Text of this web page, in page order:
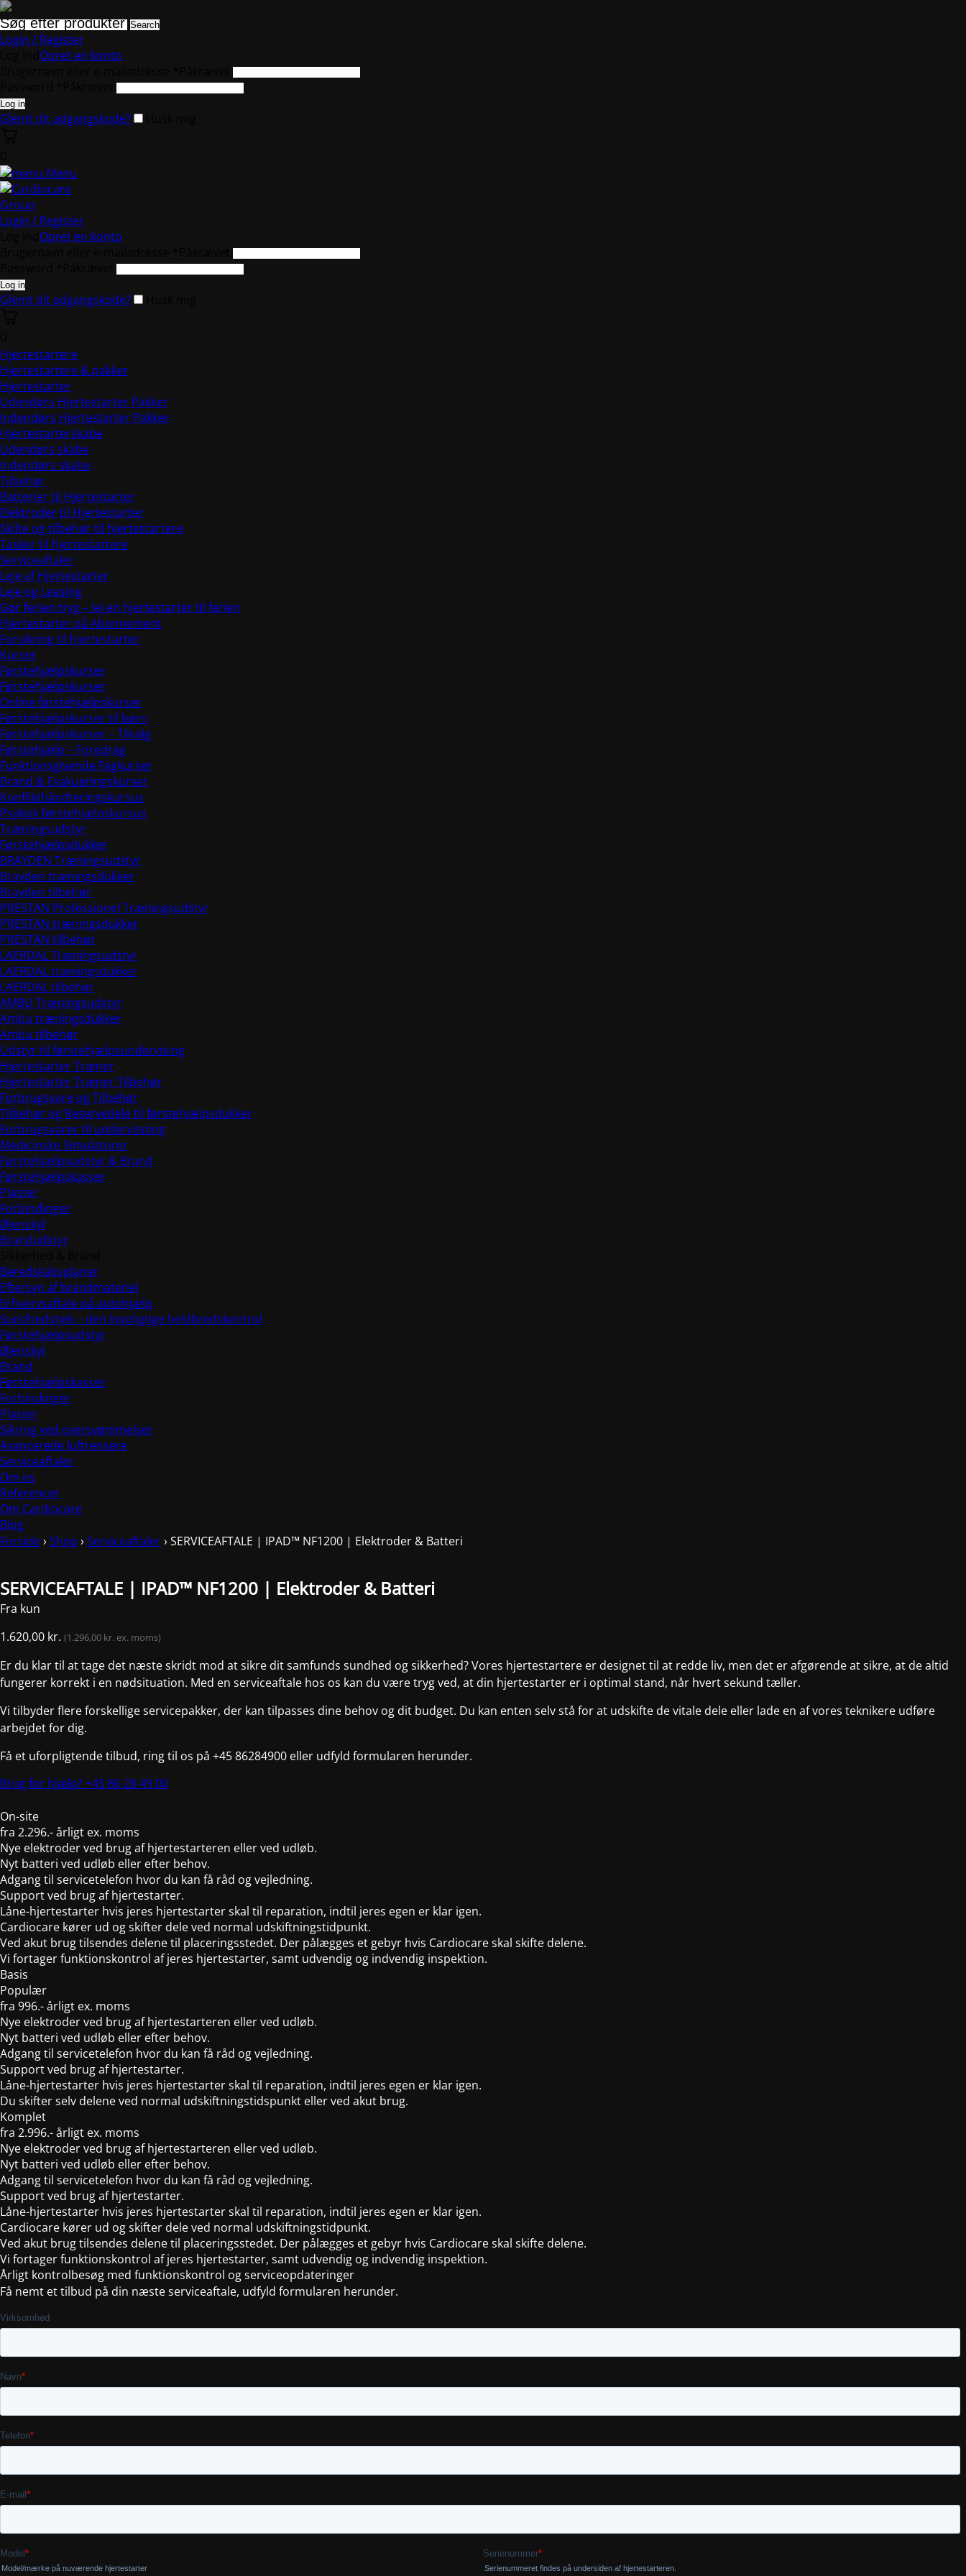
Search
Login / Register
Opret en konto
Log in
Glemt dit adgangskode?
Menu
Login / Register
Opret en konto
Log in
Glemt dit adgangskode?
Hjertestartere
Hjertestartere & pakker
Hjertestarter
Udendørs Hjertestarter Pakker
Indendørs Hjertestarter Pakker
Hjertestarterskabe
Udendørs skabe
Indendørs skabe
Tilbehør
Batterier til Hjertestarter
Elektroder til Hjertestarter
Skilte og tilbehør til hjertestartere
Tasker til hjertestartere
Serviceaftaler
Leje af Hjertestarter
Leje og Leasing
Gør ferien tryg – lej en hjertestarter til ferien
Hjertestarter på Abonnement
Forsikring til hjertestarter
Kurser
Førstehjælpskurser
Førstehjælpskurser
Online førstehjælpskurser
Førstehjælpskurser til børn
Førstehjælpskurser – Tilvalg
Førstehjælp – Foredrag
Funktionsgivende Fagkurser
Brand & Evakueringskurser
Konflikthåndteringskursus
Psykisk førstehjælpskursus
Træningsudstyr
Førstehjælpsdukker
BRAYDEN Træningsudstyr
Brayden træningsdukker
Brayden tilbehør
PRESTAN Professionel Træningsudstyr
PRESTAN træningsdukker
PRESTAN tilbehør
LAERDAL Træningsudstyr
LAERDAL træningsdukker
LAERDAL tilbehør
AMBU Træningsudstyr
Ambu træningsdukker
Ambu tilbehør
Udstyr til førstehjælpsundervising
Hjertestarter Træner
Hjertestarter Træner Tilbehør
Forbrugsvare og Tilbehør
Tilbehør og Reservedele til førstehjælpsdukker
Forbrugsvarer til undervisning
Medicinske Simulatorer
Førstehjælpsudstyr & Brand
Førstehjælpskasser
Plaster
Forbindinger
Øjenskyl
Brandudstyr
Beredskabsplaner
Eftersyn af brandmateriel
Erhvervsaftale på autohjælp
Sundhedstjek – den lovpligtige heldbredskontrol
Førstehjælpsudstyr
Øjenskyl
Brand
Førstehjælpskasser
Forbindinger
Plaster
Sikring ved oversvømmelser
Avancerede luftrensere
Serviceaftaler
Om os
Referencer
Om Cardiocare
Blog
Forside› Shop › Serviceaftaler› SERVICEAFTALE | IPAD™ NF1200 | Elektroder & Batteri
SERVICEAFTALE | IPAD™ NF1200 | Elektroder & Batteri
Fra kun
1.620,00 kr. (1.296,00 kr.ex. moms)
Er du klar til at tage det næste skridt mod at sikre dit samfunds sundhed og sikkerhed? Vores hjertestartere er designet til at redde liv, men det er afgørende at sikre, at de altid
fungerer korrekt i en nødsituation. Med en serviceaftale hos os kan du være tryg ved, at din hjertestarter er i optimal stand, når hvert sekund tæller.
Vi tilbyder flere forskellige servicepakker, der kan tilpasses dine behov og dit budget. Du kan enten selv stå for at udskifte de vitale dele eller lade en af vores teknikere udføre
arbejdet for dig.
Få et uforpligtende tilbud, ring til os på +45 86284900 eller udfyld formularen herunder.
Brug for hjælp? +45 86 28 49 00
On-site
fra 2.296.-årligt ex. moms
Nye elektroder ved brug af hjertestarteren eller ved udløb.
Nyt batteri ved udløb eller efter behov.
Adgang til servicetelefon hvor du kan få råd og vejledning.
Support ved brug af hjertestarter.
Låne-hjertestarter hvis jeres hjertestarter skal til reparation, indtil jeres egen er klar igen.
Cardiocare kører ud og skifter dele ved normal udskiftningstidpunkt.
Ved akut brug tilsendes delene til placeringsstedet. Der pålægges et gebyr hvis Cardiocare skal skifte delene.
Vi fortager funktionskontrol af jeres hjertestarter, samt udvendig og indvendig inspektion.
Basis
Populær
fra 996.-årligt ex. moms
Nye elektroder ved brug af hjertestarteren eller ved udløb.
Nyt batteri ved udløb eller efter behov.
Adgang til servicetelefon hvor du kan få råd og vejledning.
Support ved brug af hjertestarter.
Låne-hjertestarter hvis jeres hjertestarter skal til reparation, indtil jeres egen er klar igen.
Du skifter selv delene ved normal udskiftningstidspunkt eller ved akut brug.
Komplet
fra 2.996.-årligt ex. moms
Nye elektroder ved brug af hjertestarteren eller ved udløb.
Nyt batteri ved udløb eller efter behov.
Adgang til servicetelefon hvor du kan få råd og vejledning.
Support ved brug af hjertestarter.
Låne-hjertestarter hvis jeres hjertestarter skal til reparation, indtil jeres egen er klar igen.
Cardiocare kører ud og skifter dele ved normal udskiftningstidpunkt.
Ved akut brug tilsendes delene til placeringsstedet. Der pålægges et gebyr hvis Cardiocare skal skifte delene.
Vi fortager funktionskontrol af jeres hjertestarter, samt udvendig og indvendig inspektion.
Årligt kontrolbesøg med funktionskontrol og serviceopdateringer
Få nemt et tilbud på din næste serviceaftale, udfyld formularen herunder.